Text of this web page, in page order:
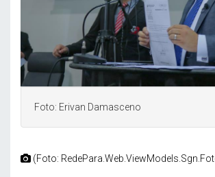
Foto: Erivan Damasceno
(Foto: